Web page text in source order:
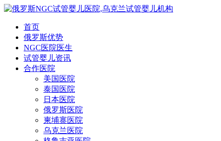
首页
俄罗斯优势
NGC医院医生
试管婴儿资讯
合作医院
美国医院
泰国医院
日本医院
俄罗斯医院
柬埔寨医院
乌克兰医院